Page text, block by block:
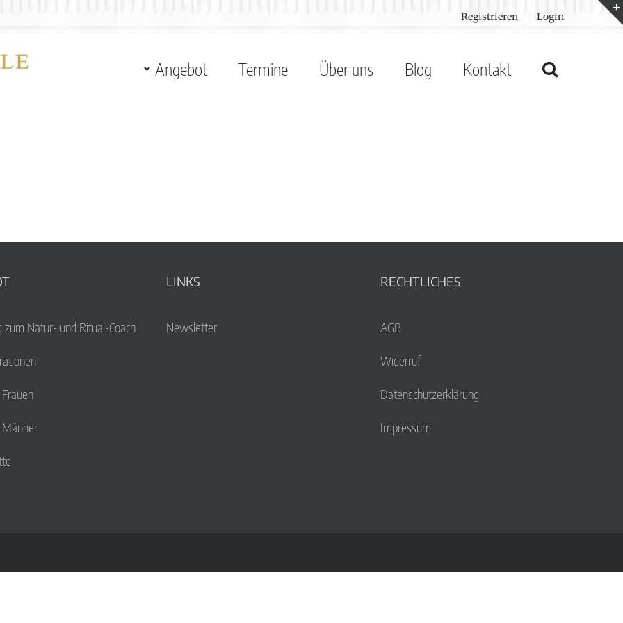
Registrieren Login
Angebot Termine Über uns Blog Kontakt
zum Natur- und Ritual-Coach
LINKS
Newsletter
RECHTLICHES
AGB
Widerruf
Datenschutzerklärung
Impressum